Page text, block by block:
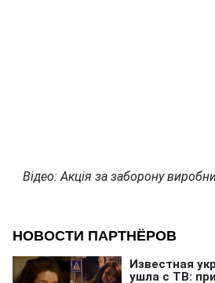
Відео: Акція за заборону